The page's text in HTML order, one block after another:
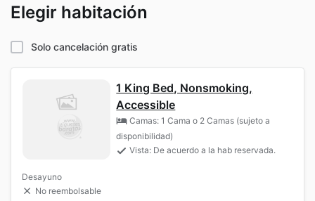
Elegir habitación
Solo cancelación gratis
1 King Bed, Nonsmoking,
Accessible
Camas: 1 Cama o 2 Camas (sujeto a
disponibilidad)
Vista: De acuerdo a la hab reservada.
Desayuno
No reembolsable